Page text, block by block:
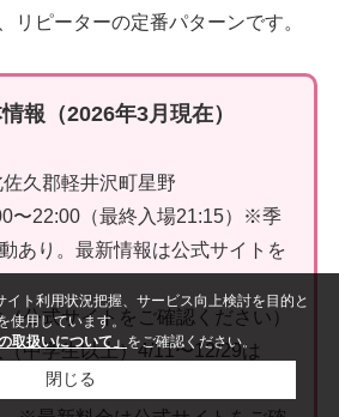
リピーターの定番パターンです。
報（2026年3月現在）
久郡軽井沢町星野
〜22:00（最終入場21:15）※季
あり。最新情報は公式サイトを
公式サイトをご確認ください）
中学生以上）4/11〜12/29は
1,350円（季節変動）。子ども
ト利用状況把握、サービス向上検討を目的と
使用しています。
取扱いについて」 をご確認ください。
閉じる